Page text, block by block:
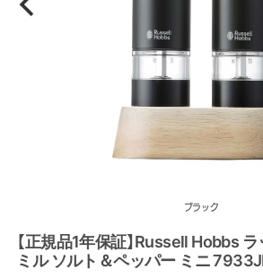
ブラック
【正規品1年保証】Russell Hobbs
ミル ソルト＆ペッパー ミニ